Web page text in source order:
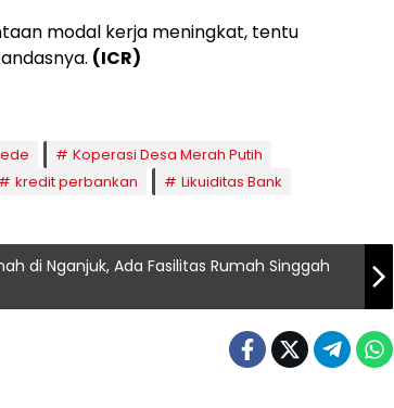
modal kerja meningkat, tentu
(ICR)
Koperasi Desa Merah Putih
kredit perbankan
Likuiditas Bank
di Nganjuk, Ada Fasilitas Rumah Singgah